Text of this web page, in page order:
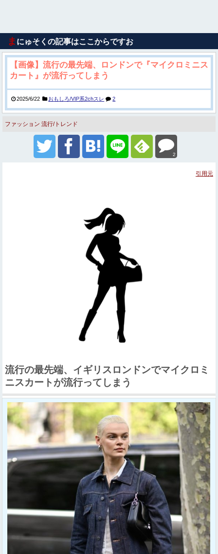
ま にゅそくの記事はここからですお
【画像】流行の最先端、ロンドンで『マイクロミニス
カート』が流行ってしまう
2025/6/22 おもしろ/VIP系2chスレ 2
ファッション 流行/トレンド
2
引用元
流行の最先端、イギリスロンドンでマイクロミ
ニスカートが流行ってしまう